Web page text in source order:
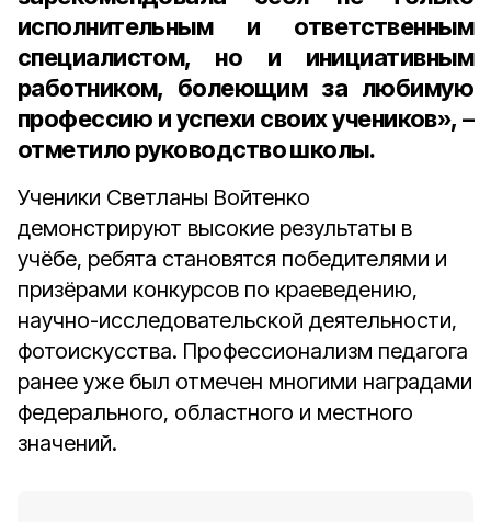
исполнительным и ответственным
специалистом, но и инициативным
работником, болеющим за любимую
профессию и успехи своих учеников», –
отметило руководство школы.
Ученики Светланы Войтенко
демонстрируют высокие результаты в
учёбе, ребята становятся победителями и
призёрами конкурсов по краеведению,
научно-исследовательской деятельности,
фотоискусства. Профессионализм педагога
ранее уже был отмечен многими наградами
федерального, областного и местного
значений.